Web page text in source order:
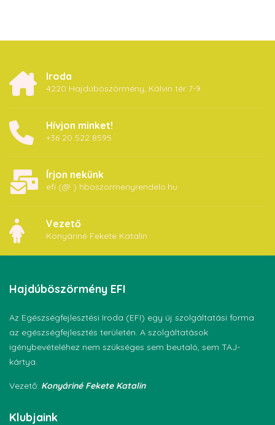
Iroda
4220 Hajdúböszörmény, Kálvin tér 7-9
Hívjon minket!
+36 20 522 8595
Írjon nekünk
efi (@ ) hboszormenyrendelo.hu
Vezető
Konyáriné Fekete Katalin
Hajdúböszörmény EFI
Az Egészségfejlesztési Iroda (EFI) egy új szolgáltatási forma
az egészségfejlesztés területén. A szolgáltatások
igénybevételéhez nem szükséges sem beutaló, sem TAJ-
kártya.
Vezető: Konyáriné Fekete Katalin
Klubjaink